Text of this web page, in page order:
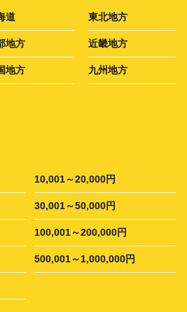
道 東北地方
地方 近畿地方
地方 九州地方
10,001～20,000円
30,001～50,000円
100,001～200,000円
500,001～1,000,000円